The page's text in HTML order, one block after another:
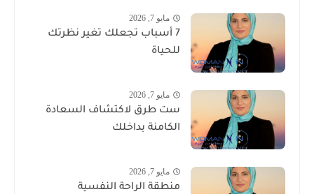
مايو 7, 2026
7 أسباب تجعلك تغير نظرتك
للحياة
مايو 7, 2026
ست طرق لاكتشاف السعادة
الكامنة بداخلك
مايو 7, 2026
منطقة الراحة النفسية